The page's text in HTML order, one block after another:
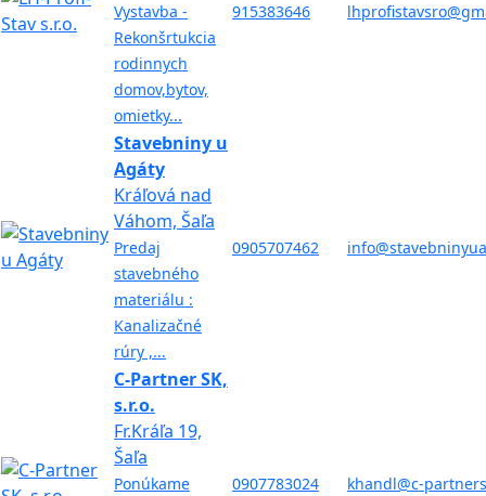
Vystavba -
Rekonšrtukcia
rodinnych
domov,bytov,
omietky...
915383646
Stavebniny u
Agáty
Kráľová nad
Váhom, Šaľa
Predaj
stavebného
materiálu :
Kanalizačné
rúry ,...
0905707462
C-Partner SK,
s.r.o.
Fr.Kráľa 19,
Šaľa
Ponúkame
0907783024 khandl@c-